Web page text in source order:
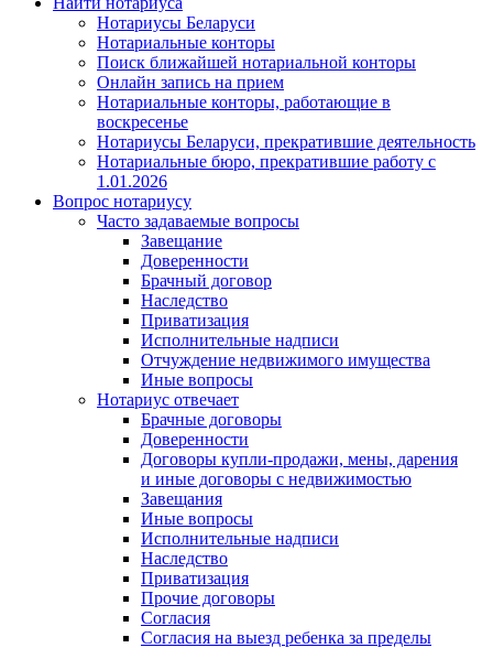
Нотариусы Беларуси
Нотариальные конторы
Поиск ближайшей нотариальной конторы
Онлайн запись на прием
Нотариальные конторы, работающие в
воскресенье
Нотариусы Беларуси, прекратившие деятельность
Нотариальные бюро, прекратившие работу с
1.01.2026
Вопрос нотариусу
Часто задаваемые вопросы
Завещание
Доверенности
Брачный договор
Наследство
Приватизация
Исполнительные надписи
Отчуждение недвижимого имущества
Иные вопросы
Нотариус отвечает
Брачные договоры
Доверенности
Договоры купли-продажи, мены, дарения
и иные договоры с недвижимостью
Завещания
Иные вопросы
Исполнительные надписи
Наследство
Приватизация
Прочие договоры
Согласия
Согласия на выезд ребенка за пределы